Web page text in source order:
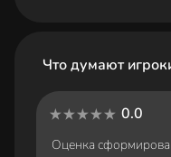
Что думают
0.0
Оценка